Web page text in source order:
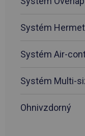
Systém
Systém Air-
Systém Multi-
Ohnivzdorný